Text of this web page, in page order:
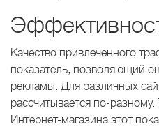
Качество привлеченного
показатель, позволяющий
рекламы. Для различных
рассчитывается по-
Интернет-магазина этот